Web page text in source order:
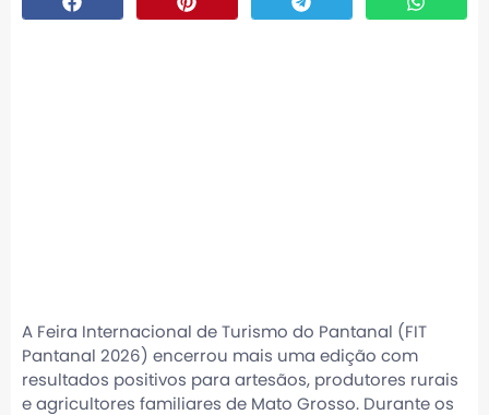
A Feira Internacional de Turismo do Pantanal (FIT
Pantanal 2026) encerrou mais uma edição com
resultados positivos para artesãos, produtores rurais
e agricultores familiares de Mato Grosso. Durante os